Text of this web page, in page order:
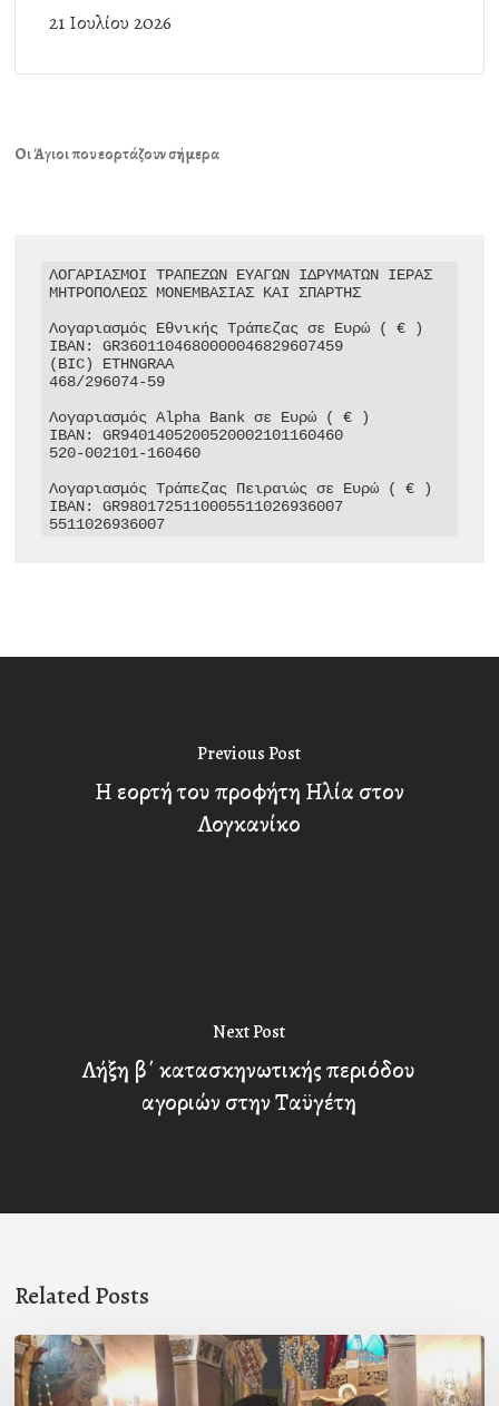
21 Ιουλίου 2026
Οι Άγιοι που εορτάζουν σήμερα
ΛΟΓΑΡΙΑΣΜΟΙ ΤΡΑΠΕΖΩΝ ΕΥΑΓΩΝ ΙΔΡΥΜΑΤΩΝ ΙΕΡΑΣ
ΜΗΤΡΟΠΟΛΕΩΣ ΜΟΝΕΜΒΑΣΙΑΣ ΚΑΙ ΣΠΑΡΤΗΣ
Λογαριασμός Εθνικής Τράπεζας σε Ευρώ ( € )
IBAN: GR3601104680000046829607459
(BIC) ETHNGRAA
468/296074-59
Λογαριασμός Alpha Bank σε Ευρώ ( € )
IBAN: GR9401405200520002101160460
520-002101-160460
Λογαριασμός Τράπεζας Πειραιώς σε Ευρώ ( € )
IBAN: GR9801725110005511026936007
5511026936007
Previous Post
Η εορτή του προφήτη Ηλία στον
Λογκανίκο
Next Post
Λήξη β΄ κατασκηνωτικής περιόδου
αγοριών στην Ταϋγέτη
Related Posts
Ιερά
Παράκληση